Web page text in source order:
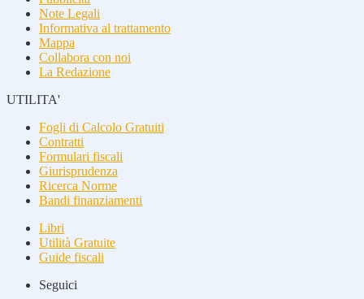
Note Legali
Informativa al trattamento
Mappa
Collabora con noi
La Redazione
UTILITA'
Fogli di Calcolo Gratuiti
Contratti
Formulari fiscali
Giurisprudenza
Ricerca Norme
Bandi finanziamenti
Libri
Utilità Gratuite
Guide fiscali
Seguici